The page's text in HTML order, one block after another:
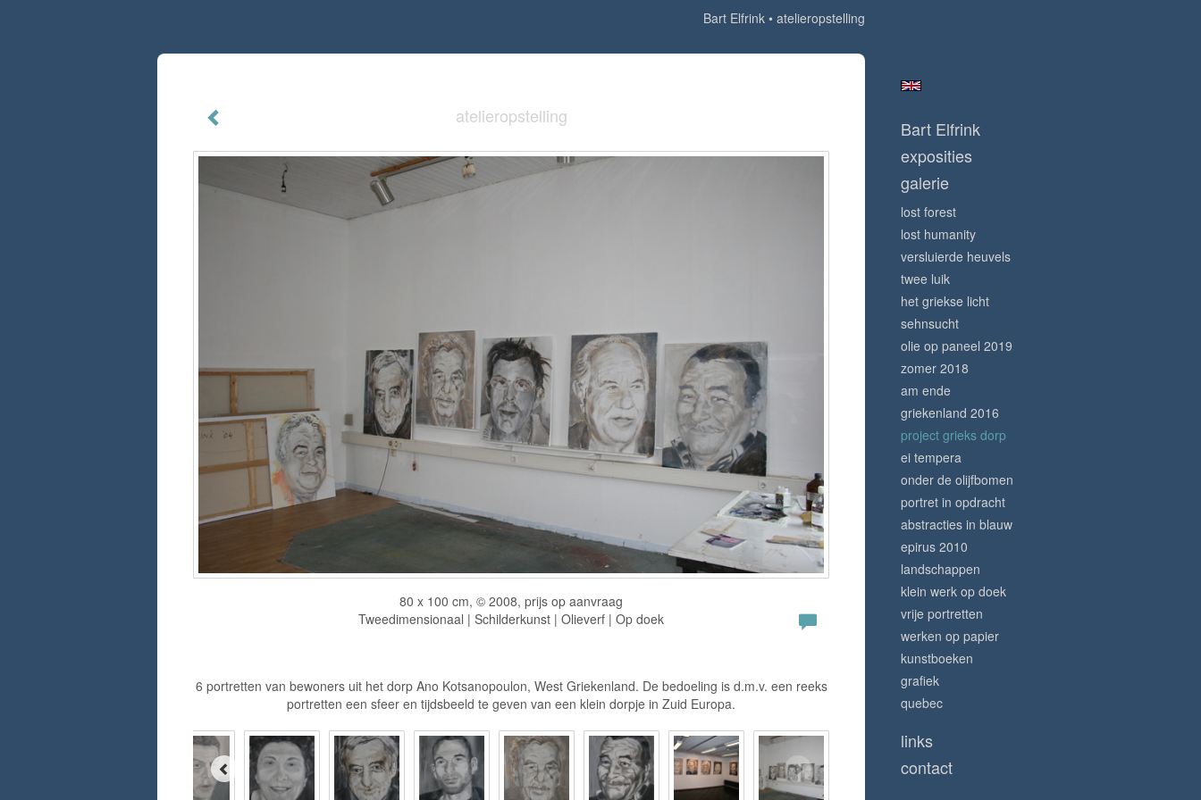
Bart Elfrink atelieropstelling
atelieropstelling
80 x 100 cm, © 2008, prijs op aanvraag
Tweedimensionaal | Schilderkunst | Olieverf | Op doek
6 portretten van bewoners uit het dorp Ano Kotsanopoulon, West Griekenland. De bedoeling is d.m.v. een reeks
portretten een sfeer en tijdsbeeld te geven van een klein dorpje in Zuid Europa.
Bart Elfrink
exposities
galerie
lost forest
lost humanity
versluierde heuvels
twee luik
het griekse licht
sehnsucht
olie op paneel 2019
zomer 2018
am ende
griekenland 2016
project grieks dorp
ei tempera
onder de olijfbomen
portret in opdracht
abstracties in blauw
epirus 2010
landschappen
klein werk op doek
vrije portretten
werken op papier
kunstboeken
grafiek
quebec
links
contact